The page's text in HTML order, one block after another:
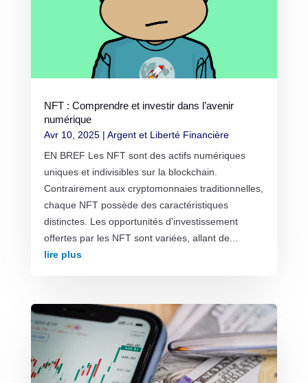
NFT : Comprendre et investir dans l’avenir
numérique
Avr 10, 2025| Argent et Liberté Financière
EN BREF Les NFT sont des actifs numériques
uniques et indivisibles sur la blockchain.
Contrairement aux cryptomonnaies traditionnelles,
chaque NFT possède des caractéristiques
distinctes. Les opportunités d'investissement
offertes par les NFT sont variées, allant de...
lire plus